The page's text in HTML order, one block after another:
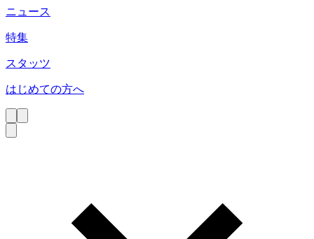
ニュース
特集
スタッツ
はじめての方へ